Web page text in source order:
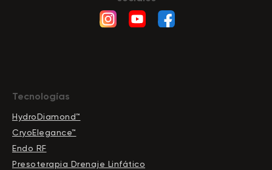
Tecnologías
HydroDiamond™
CryoElegance™
Endo RF
Presoterapia Drenaje Linfático